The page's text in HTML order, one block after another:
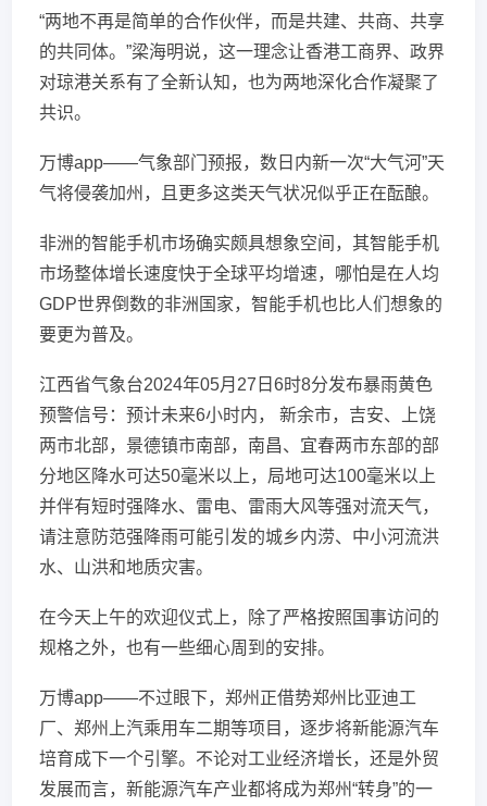
“两地不再是简单的合作伙伴，而是共建、共商、共享
的共同体。”梁海明说，这一理念让香港工商界、政界
对琼港关系有了全新认知，也为两地深化合作凝聚了
共识。
万博app——气象部门预报，数日内新一次“大气河”天
气将侵袭加州，且更多这类天气状况似乎正在酝酿。
非洲的智能手机市场确实颇具想象空间，其智能手机
市场整体增长速度快于全球平均增速，哪怕是在人均
GDP世界倒数的非洲国家，智能手机也比人们想象的
要更为普及。
江西省气象台2024年05月27日6时8分发布暴雨黄色
预警信号：预计未来6小时内， 新余市，吉安、上饶
两市北部，景德镇市南部，南昌、宜春两市东部的部
分地区降水可达50毫米以上，局地可达100毫米以上
并伴有短时强降水、雷电、雷雨大风等强对流天气，
请注意防范强降雨可能引发的城乡内涝、中小河流洪
水、山洪和地质灾害。
在今天上午的欢迎仪式上，除了严格按照国事访问的
规格之外，也有一些细心周到的安排。
万博app——不过眼下，郑州正借势郑州比亚迪工
厂、郑州上汽乘用车二期等项目，逐步将新能源汽车
培育成下一个引擎。不论对工业经济增长，还是外贸
发展而言，新能源汽车产业都将成为郑州“转身”的一